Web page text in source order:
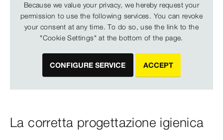
Because we value your privacy, we hereby request your
permission to use the following services. You can revoke
your consent at any time. To do so, use the link to the
"Cookie Settings" at the bottom of the page.
CONFIGURE SERVICE ACCEPT
La corretta progettazione igienica